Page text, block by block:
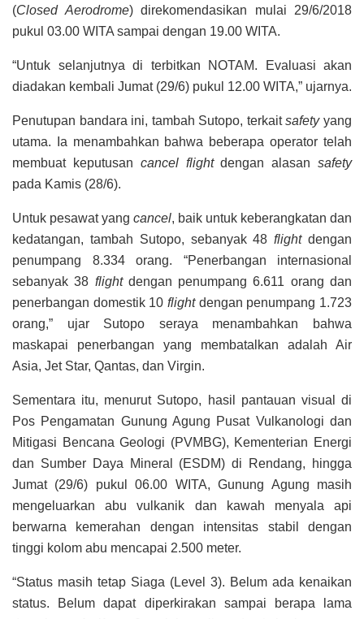
(Closed Aerodrome) direkomendasikan mulai 29/6/2018
pukul 03.00 WITA sampai dengan 19.00 WITA.
“Untuk selanjutnya di terbitkan NOTAM. Evaluasi akan
diadakan kembali Jumat (29/6) pukul 12.00 WITA,” ujarnya.
Penutupan bandara ini, tambah Sutopo, terkaitsafetyyang
utama. Ia menambahkan bahwa beberapa operator telah
membuat keputusan cancel flightdengan alasansafety
pada Kamis (28/6).
Untuk pesawat yang cancel, baik untuk keberangkatan dan
kedatangan, tambah Sutopo, sebanyak 48flightdengan
penumpang 8.334 orang. “Penerbangan internasional
sebanyak 38 flightdengan penumpang 6.611 orang dan
penerbangan domestik 10 flightdengan penumpang 1.723
orang,” ujar Sutopo seraya menambahkan bahwa
maskapai penerbangan yang membatalkan adalah Air
Asia, Jet Star, Qantas, dan Virgin.
Sementara itu, menurut Sutopo, hasil pantauan visual di
Pos Pengamatan Gunung Agung Pusat Vulkanologi dan
Mitigasi Bencana Geologi (PVMBG), Kementerian Energi
dan Sumber Daya Mineral (ESDM) di Rendang, hingga
Jumat (29/6) pukul 06.00 WITA, Gunung Agung masih
mengeluarkan abu vulkanik dan kawah menyala api
berwarna kemerahan dengan intensitas stabil dengan
tinggi kolom abu mencapai 2.500 meter.
“Status masih tetap Siaga (Level 3). Belum ada kenaikan
status. Belum dapat diperkirakan sampai berapa lama